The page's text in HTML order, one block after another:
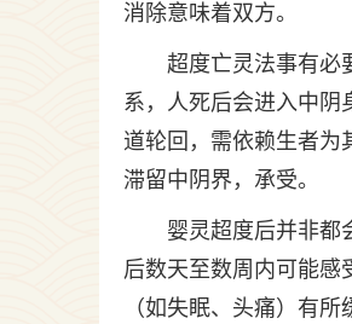
消除意味着双方。
超度亡灵法事有必
系，人死后会进入中阴
道轮回，需依赖生者为
滞留中阴界，承受。
婴灵超度后并非都
后数天至数周内可能感
（如失眠、头痛）有